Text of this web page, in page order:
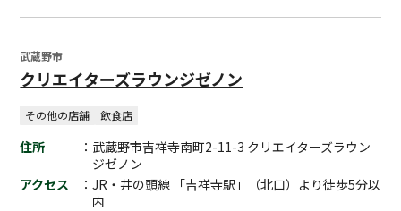
武蔵野市
クリエイターズラウンジゼノン
その他の店舗 飲食店
住所
：武蔵野市吉祥寺南町2-11-3 クリエイターズラウン
ジゼノン
アクセス
：JR・井の頭線 「吉祥寺駅」（北口）より徒歩5分以
内